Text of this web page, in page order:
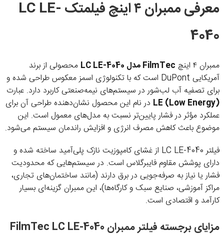
معرفی ممبران ۴ اینچ فیلمتک LC LE-
4040
ممبران ۴ اینچ FilmTec مدل LC LE-4040
محصولی از برند
آمریکایی DuPont است که با تکنولوژی اسمز معکوس طراحی شده و
برای تصفیه آب لب‌شور در سیستم‌های نیمه‌صنعتی کاربرد دارد. عبارت
LE (Low Energy) در نام این محصول نشان‌دهنده طراحی آن برای
عملکرد مؤثر در فشار پایین‌تر نسبت به مدل‌های معمول است. این
موضوع باعث کاهش مصرف انرژی و افزایش راندمان سیستم می‌شود.
فیلتر LC LE-4040 از غشای کامپوزیت نازک پلی‌آمید ساخته شده و
دارای پوشش مقاوم فایبرگلاس است. در سیستم‌هایی که محدودیت
فشار یا نیاز به صرفه‌جویی در برق دارند (مانند ساختمان‌های تجاری،
مراکز آموزشی، صنایع سبک و کارگاه‌ها)، این ممبران گزینه‌ای بسیار
کارآمد و اقتصادی است.
مزایای برجسته فیلتر ممبران FilmTec LC LE-4040